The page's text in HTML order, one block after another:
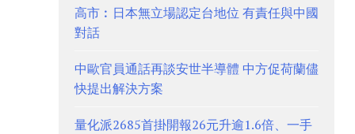
高市︰日本無立場認定台地位 有責任與中國
對話
中歐官員通話再談安世半導體 中方促荷蘭儘
快提出解決方案
量化派2685首掛開報26元升逾1.6倍、一手